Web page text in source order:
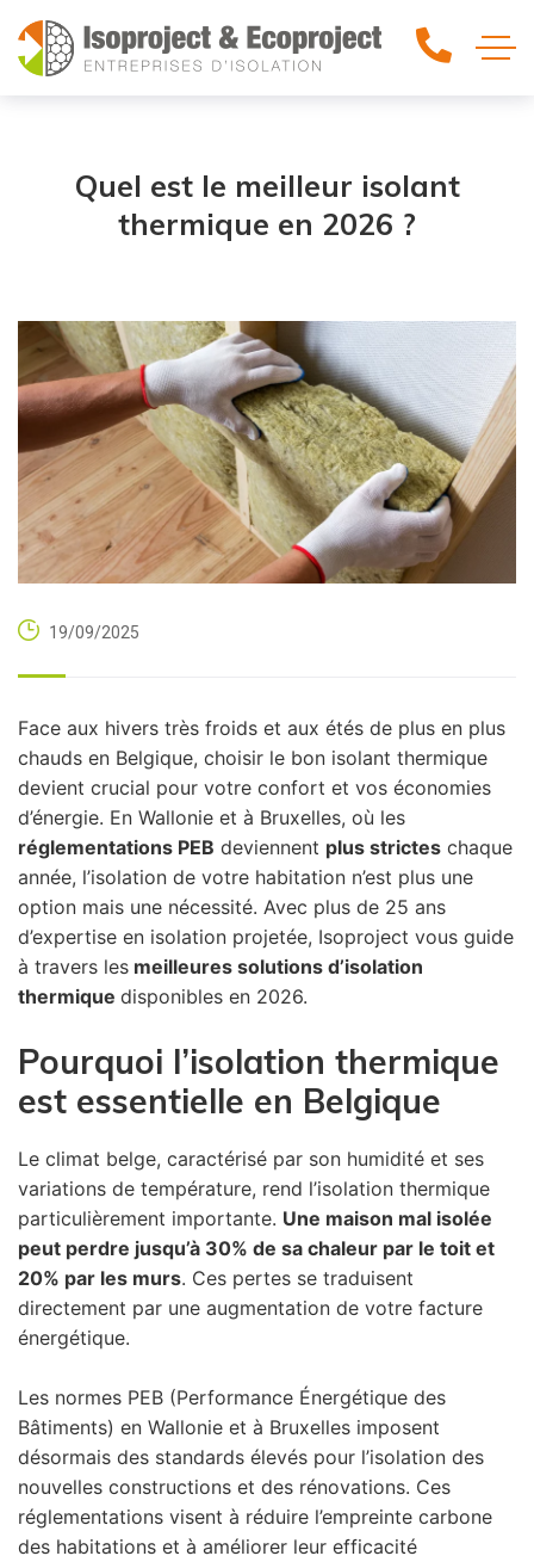
Quel est le meilleur isolant
thermique en 2026 ?
19/09/2025
Face aux hivers très froids et aux étés de plus en plus
chauds en Belgique, choisir le bon isolant thermique
devient crucial pour votre confort et vos économies
d’énergie. En Wallonie et à Bruxelles, où les
réglementations PEB deviennent plus strictes chaque
année, l’isolation de votre habitation n’est plus une
option mais une nécessité. Avec plus de 25 ans
d’expertise en isolation projetée, Isoproject vous guide
à travers les meilleures solutions d’isolation
thermique disponibles en 2026.
Pourquoi l’isolation thermique
est essentielle en Belgique
Le climat belge, caractérisé par son humidité et ses
variations de température, rend l’isolation thermique
particulièrement importante. Une maison mal isolée
peut perdre jusqu’à 30% de sa chaleur par le toit et
20% par les murs. Ces pertes se traduisent
directement par une augmentation de votre facture
énergétique.
Les normes PEB (Performance Énergétique des
Bâtiments) en Wallonie et à Bruxelles imposent
désormais des standards élevés pour l’isolation des
nouvelles constructions et des rénovations. Ces
réglementations visent à réduire l’empreinte carbone
des habitations et à améliorer leur efficacité